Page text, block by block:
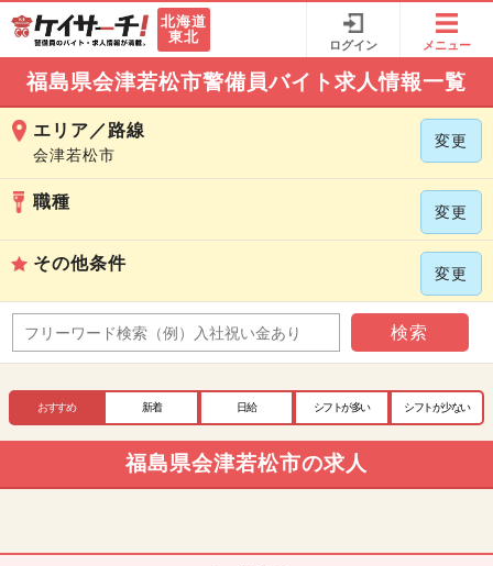
北海道
東北
ログイン メニュー
福島県会津若松市警備員バイト求人情報一覧
エリア／路線
会津若松市
変更
職種
変更
その他条件
変更
検索
おすすめ 新着 日給 シフトが多い シフトが少ない
福島県会津若松市の求人